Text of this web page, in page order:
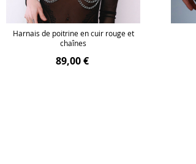
Harnais de poitrine en cuir rouge et
chaînes
89,00 €